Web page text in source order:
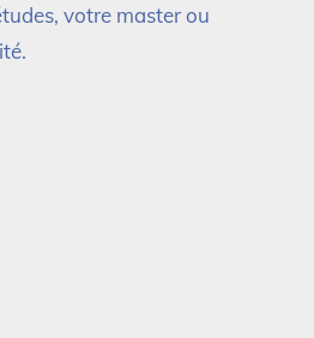
votre master ou